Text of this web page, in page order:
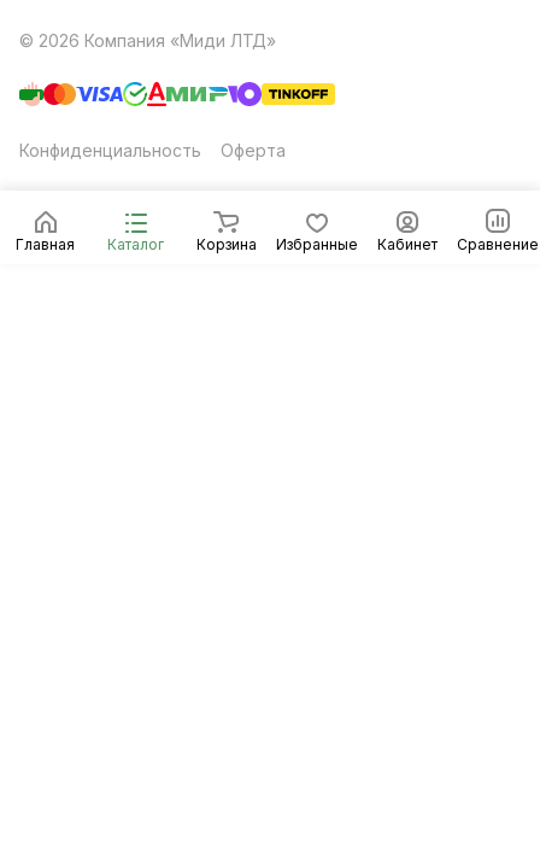
Главная Каталог Корзина Избранные Кабинет Сравнение
© 2026 Компания «Миди ЛТД»
Конфиденциальность Оферта